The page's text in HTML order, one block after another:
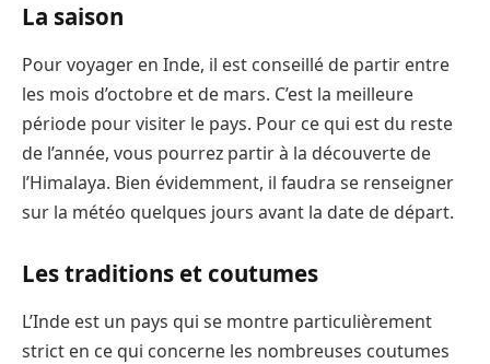
La saison
Pour voyager en Inde, il est conseillé de partir entre
les mois d’octobre et de mars. C’est la meilleure
période pour visiter le pays. Pour ce qui est du reste
de l’année, vous pourrez partir à la découverte de
l’Himalaya. Bien évidemment, il faudra se renseigner
sur la météo quelques jours avant la date de départ.
Les traditions et coutumes
L’Inde est un pays qui se montre particulièrement
strict en ce qui concerne les nombreuses coutumes